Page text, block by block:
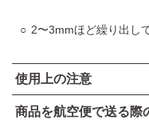
2〜3mmほど繰り出し
使用上の注意
商品を航空便で送る際